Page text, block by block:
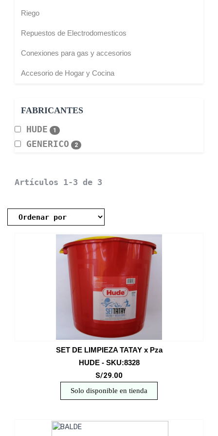
Riego
Repuestos de Electrodomesticos
Conexiones para gas y accesorios
Accesorio de Hogar y Cocina
FABRICANTES
HUDE 1
GENERICO 2
Artículos 1-3 de 3
SET DE LIMPIEZA TATAY x Pza
HUDE - SKU:8328
S/29.00
Solo disponible en tienda